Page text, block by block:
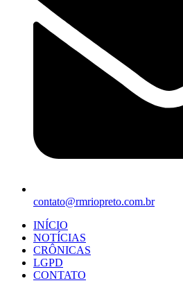
contato@rmriopreto.com.br
INÍCIO
NOTÍCIAS
CRÔNICAS
LGPD
CONTATO